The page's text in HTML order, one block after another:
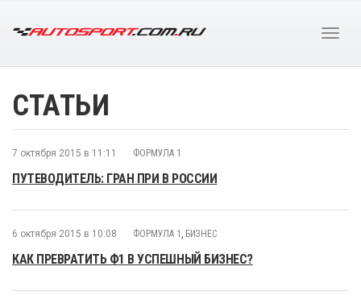
СТАТЬИ
7 октября 2015 в 11:11 ФОРМУЛА 1
ПУТЕВОДИТЕЛЬ: ГРАН ПРИ В РОССИИ
6 октября 2015 в 10:08 ФОРМУЛА 1 , БИЗНЕС
КАК ПРЕВРАТИТЬ Ф1 В УСПЕШНЫЙ БИЗНЕС?